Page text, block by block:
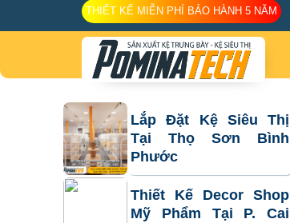
to
THIẾT KẾ MIỄN PHÍ BẢO HÀNH 5 NĂM
Lắp Đặt Kệ Siêu Thị
Tại Thọ Sơn Bình
Phước
Thiết Kế Decor Shop
Mỹ Phẩm Tại P. Cai